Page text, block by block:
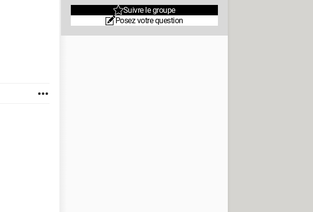
Suivre le groupe
Posez votre question